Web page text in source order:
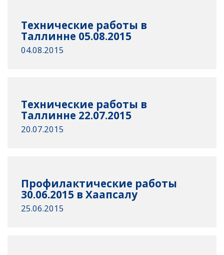
Технические работы в
Таллинне 05.08.2015
04.08.2015
Технические работы в
Таллинне 22.07.2015
20.07.2015
Профилактические работы
30.06.2015 в Хаапсалу
25.06.2015